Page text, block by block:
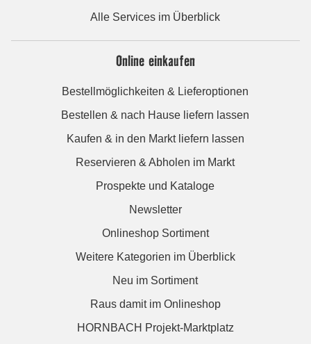
Alle Services im Überblick
Online einkaufen
Bestellmöglichkeiten & Lieferoptionen
Bestellen & nach Hause liefern lassen
Kaufen & in den Markt liefern lassen
Reservieren & Abholen im Markt
Prospekte und Kataloge
Newsletter
Onlineshop Sortiment
Weitere Kategorien im Überblick
Neu im Sortiment
Raus damit im Onlineshop
HORNBACH Projekt-Marktplatz